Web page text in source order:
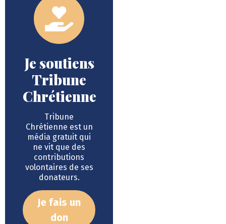
Je soutiens
Tribune
Chrétienne
Tribune
Chrétienne est un
média gratuit qui
ne vit que des
contributions
volontaires de ses
donateurs.
Je fais un
don